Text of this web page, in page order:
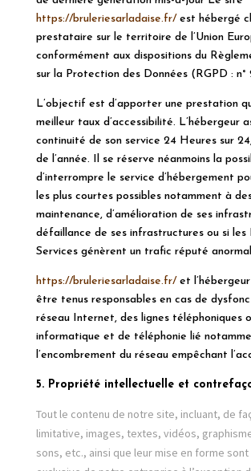
https://bruleriesarladaise.fr/est hébergé
prestataire sur le territoire de l’Union
conformément aux dispositions du
sur la Protection des Données (RGPD : n°
L’objectif est d’apporter une prestation
meilleur taux d’accessibilité. L’hébergeur
continuité de son service 24 Heures sur
de l’année. Il se réserve néanmoins la
d’interrompre le service d’hébergement
les plus courtes possibles notamment à
maintenance, d’amélioration de ses
défaillance de ses infrastructures ou si
Services génèrent un trafic réputé
https://bruleriesarladaise.fr/et
être tenus responsables en cas de
réseau Internet, des lignes téléphoniques
informatique et de téléphonie lié
l’encombrement du réseau empêchant
5. Propriété intellectuelle et
Tout le contenu de notre site, incluant, de
limitative, images, textes, vidéos,
sons, etc., ainsi que leur mise en forme